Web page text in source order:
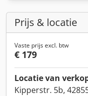
Prijs & locatie
Vaste prijs excl. btw
€ 179
Locatie van
Kipperstr. 5b,